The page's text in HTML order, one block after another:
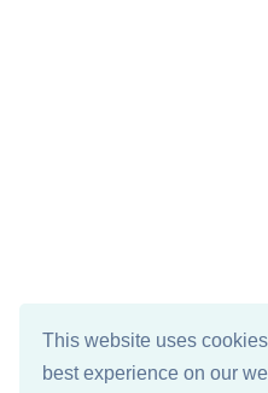
This website uses
best experience on our